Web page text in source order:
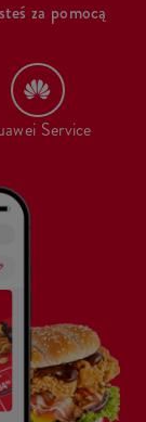
za pomocą
Service